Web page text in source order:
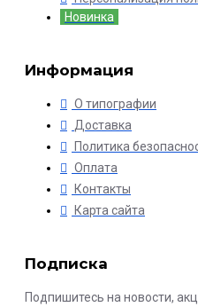
Новинка
Информация
О типографии
Доставка
Политика
Оплата
Контакты
Карта сайта
Подписка
Подпишитесь на новости,